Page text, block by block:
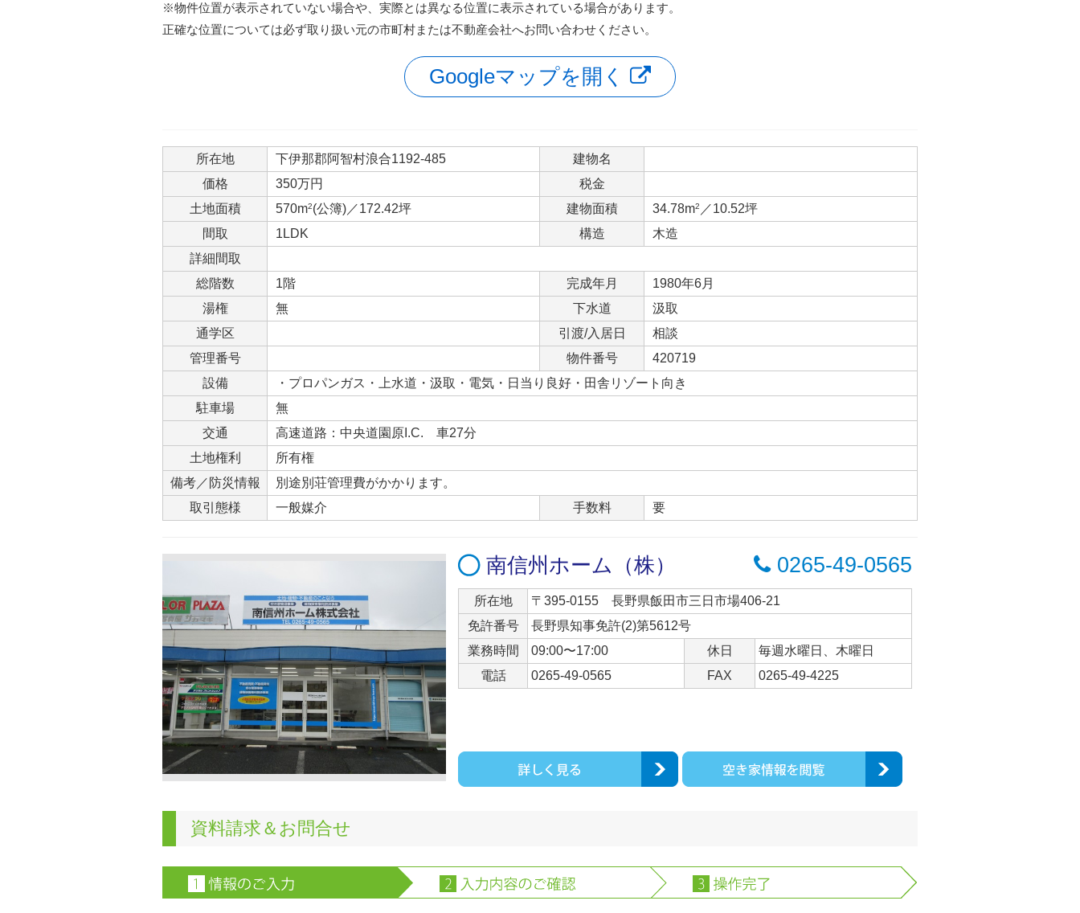
※物件位置が表示されていない場合や、実際とは異なる位置に表示されている場合があります。
正確な位置については必ず取り扱い元の市町村または不動産会社へお問い合わせください。
Googleマップを開く
所在地 下伊那郡阿智村浪合1192-485
建物名
価格
350万円
税金
土地面積
570m2(公簿)／172.42坪 建物面積 34.78m2 ／10.52坪
間取
1LDK 構造
木造
詳細間取
総階数
1階 完成年月
1980年6月
湯権
無 下水道
汲取
通学区
引渡/入居日
相談
管理番号
物件番号
420719
設備
・プロパンガス・上水道・汲取・電気・日当り良好・田舎リゾート向き
駐車場
無
交通
高速道路：中央道園原I.C. 車27分
土地権利
所有権
備考／防災情報
別途別荘管理費がかかります。
取引態様
一般媒介 手数料 要
南信州ホーム（株） 0265-49-0565
所在地
〒395-0155 長野県飯田市三日市場406-21
免許番号
長野県知事免許(2)第5612号
業務時間
09:00〜17:00 休日
毎週水曜日、木曜日
電話
0265-49-0565 FAX 0265-49-4225
資料請求＆お問合せ